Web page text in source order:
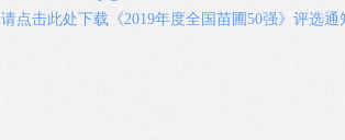
请点击此处下载《2019年度全国苗圃50强》评选通